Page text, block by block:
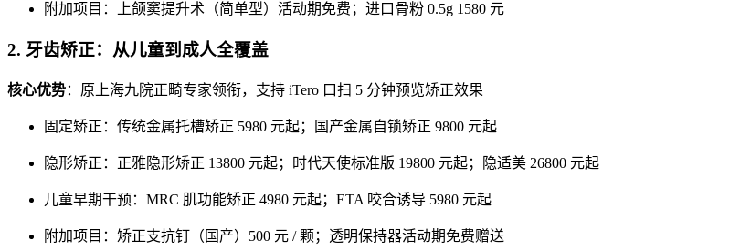
附加项目：上颌窦提升术（简单型）活动期免费；进口骨粉 0.5g 1580 元
2. 牙齿矫正：从儿童到成人全覆盖
核心优势：原上海九院正畸专家领衔，支持 iTero 口扫 5 分钟预览矫正效果
固定矫正：传统金属托槽矫正 5980 元起；国产金属自锁矫正 9800 元起
隐形矫正：正雅隐形矫正 13800 元起；时代天使标准版 19800 元起；隐适美 26800 元起
儿童早期干预：MRC 肌功能矫正 4980 元起；ETA 咬合诱导 5980 元起
附加项目：矫正支抗钉（国产）500 元 / 颗；透明保持器活动期免费赠送